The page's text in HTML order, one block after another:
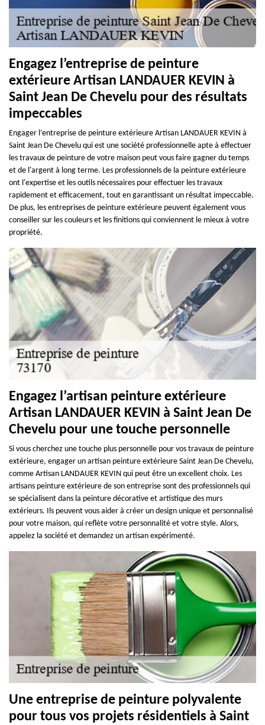
Engagez l’entreprise de peinture
extérieure Artisan LANDAUER KEVIN à
Saint Jean De Chevelu pour des résultats
impeccables
Engager l’entreprise de peinture extérieure Artisan LANDAUER KEVIN à
Saint Jean De Chevelu qui est une société professionnelle apte à effectuer
les travaux de peinture de votre maison peut vous faire gagner du temps
et de l'argent à long terme. Les professionnels de la peinture extérieure
ont l'expertise et les outils nécessaires pour effectuer les travaux
rapidement et efficacement, tout en garantissant un résultat impeccable.
De plus, les entreprises de peinture extérieure peuvent également vous
conseiller sur les couleurs et les finitions qui conviennent le mieux à votre
propriété.
Engagez l’artisan peinture extérieure
Artisan LANDAUER KEVIN à Saint Jean De
Chevelu pour une touche personnelle
Si vous cherchez une touche plus personnelle pour vos travaux de peinture
extérieure, engager un artisan peinture extérieure Saint Jean De Chevelu,
comme Artisan LANDAUER KEVIN qui peut être un excellent choix. Les
artisans peinture extérieure de son entreprise sont des professionnels qui
se spécialisent dans la peinture décorative et artistique des murs
extérieurs. Ils peuvent vous aider à créer un design unique et personnalisé
pour votre maison, qui reflète votre personnalité et votre style. Alors,
appelez la société et demandez un artisan expérimenté.
Une entreprise de peinture polyvalente
pour tous vos projets résidentiels à Saint